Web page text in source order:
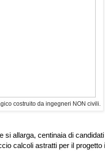
costruito da ingegneri NON civili.
si allarga, centinaia di
calcoli astratti per il